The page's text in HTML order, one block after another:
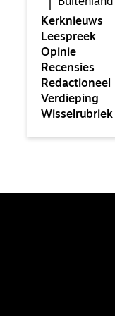
Kerknieuws
Leespreek
Opinie
Recensies
Redactioneel
Verdieping
Wisselrubriek